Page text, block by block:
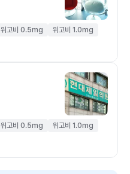
위고비 0.5mg
위고비 1.0mg
위고비 0.5mg
위고비 1.0mg